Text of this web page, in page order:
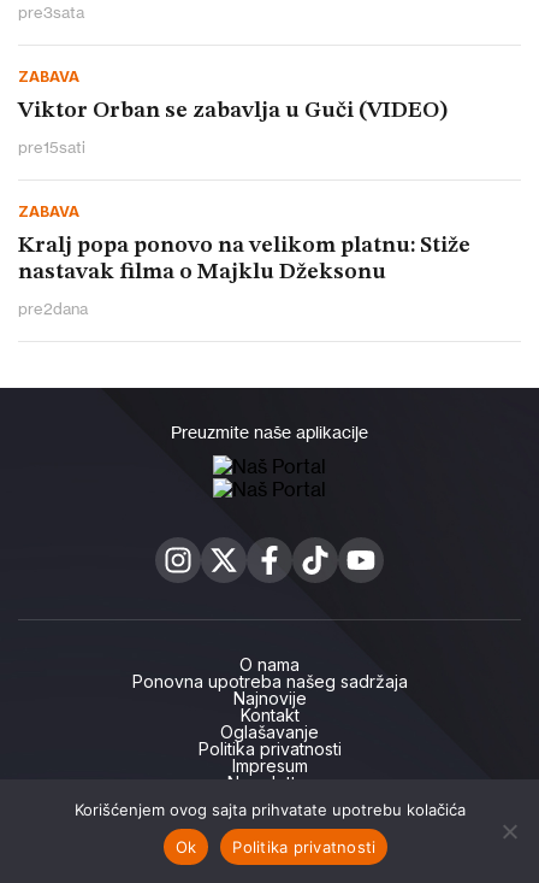
pre3sata
ZABAVA
Viktor Orban se zabavlja u Guči (VIDEO)
pre15sati
ZABAVA
Kralj popa ponovo na velikom platnu: Stiže
nastavak filma o Majklu Džeksonu
pre2dana
Najnovije Naše priče Podcast
Preuzmite naše aplikacije
O nama
Ponovna upotreba našeg sadržaja
Najnovije
Kontakt
Oglašavanje
Politika privatnosti
Impresum
Newsletter
Copyright ©2026 ,Naš portal
Korišćenjem ovog sajta prihvatate upotrebu kolačića
Ok
Politika privatnosti